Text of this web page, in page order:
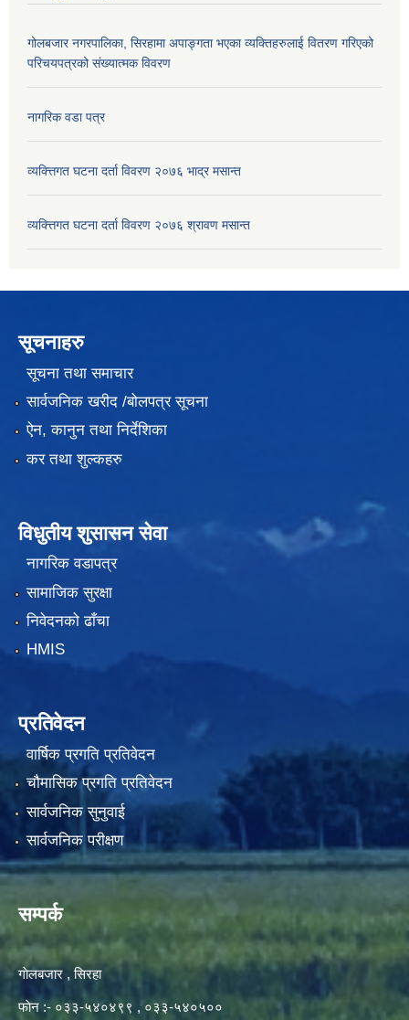
गोलबजार नगरपालिका, सिरहामा अपाङ्गता भएका व्यक्तिहरुलाई वितरण गरिएको
परिचयपत्रको संख्यात्मक विवरण
नागरिक वडा पत्र
व्यक्त्तिगत घटना दर्ता विवरण २०७६ भाद्र मसान्त
व्यक्त्तिगत घटना दर्ता विवरण २०७६ श्रावण मसान्त
सूचनाहरु
सूचना तथा समाचार
सार्वजनिक खरीद /बोलपत्र सूचना
ऐन, कानुन तथा निर्देशिका
कर तथा शुल्कहरु
विधुतीय शुसासन सेवा
नागरिक वडापत्र
सामाजिक सुरक्षा
निवेदनको ढाँचा
HMIS
प्रतिवेदन
वार्षिक प्रगति प्रतिवेदन
चौमासिक प्रगति प्रतिवेदन
सार्वजनिक सुनुवाई
सार्वजनिक परीक्षण
सम्पर्क
गाेलबजार , सिरहा
फाेन :- ०३३-५४०४९९ , ०३३-५४०५००